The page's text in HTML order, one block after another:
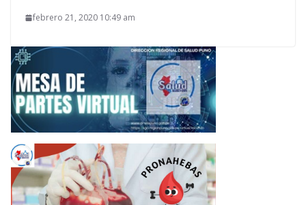
febrero 21, 2020 10:49 am